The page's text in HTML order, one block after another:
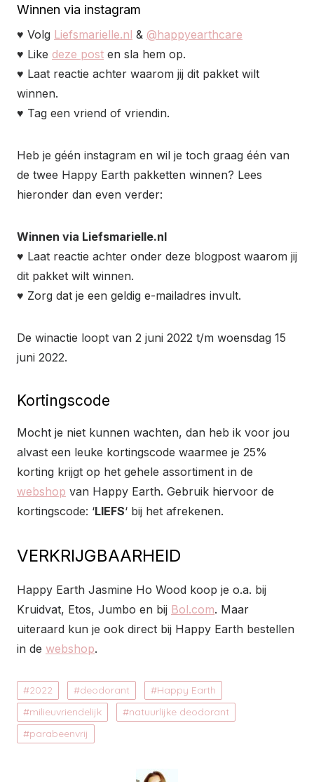
Winnen via instagram
♥ Volg Liefsmarielle.nl & @happyearthcare
♥ Like deze post en sla hem op.
♥ Laat reactie achter waarom jij dit pakket wilt
winnen.
♥ Tag een vriend of vriendin.
Heb je géén instagram en wil je toch graag één van
de twee Happy Earth pakketten winnen? Lees
hieronder dan even verder:
Winnen via Liefsmarielle.nl
♥ Laat reactie achter onder deze blogpost waarom jij
dit pakket wilt winnen.
♥ Zorg dat je een geldig e-mailadres invult.
De winactie loopt van 2 juni 2022 t/m woensdag 15
juni 2022.
Kortingscode
Mocht je niet kunnen wachten, dan heb ik voor jou
alvast een leuke kortingscode waarmee je 25%
korting krijgt op het gehele assortiment in de
webshop van Happy Earth. Gebruik hiervoor de
kortingscode: ‘LIEFS‘ bij het afrekenen.
VERKRIJGBAARHEID
Happy Earth Jasmine Ho Wood koop je o.a. bij
Kruidvat, Etos, Jumbo en bij Bol.com. Maar
uiteraard kun je ook direct bij Happy Earth bestellen
in de webshop.
2022 deodorant
Happy Earth
milieuvriendelijk
natuurlijke deodorant
parabeenvrij